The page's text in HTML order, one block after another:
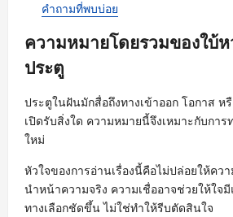
คำถามที่พบบ่อย
ความหมายโดยรวมของใบ้
ประตู
ประตูในฝันมักสื่อถึงทางเข้าออก โอกาส ห
เปิดรับสิ่งใด ความหมายนี้จึงเหมาะกับการ
ใหม่
หัวใจของการอ่านเรื่องนี้คือไม่ปล่อยให้คว
นำหน้าความจริง ความเชื่ออาจช่วยให้ใจ
ทางเลือกชัดขึ้น ไม่ใช่ทำให้รีบตัดสินใจ